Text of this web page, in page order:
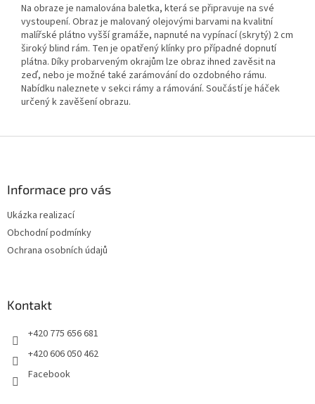
Na obraze je namalována baletka, která se připravuje na své
vystoupení. Obraz je malovaný olejovými barvami na kvalitní
malířské plátno vyšší gramáže, napnuté na vypínací (skrytý) 2 cm
široký blind rám. Ten je opatřený klínky pro případné dopnutí
plátna. Díky probarveným okrajům lze obraz ihned zavěsit na
zeď, nebo je možné také zarámování do ozdobného rámu.
Nabídku naleznete v sekci rámy a rámování. Součástí je háček
určený k zavěšení obrazu.
Informace pro vás
Ukázka realizací
Obchodní podmínky
Ochrana osobních údajů
Kontakt
+420 775 656 681
+420 606 050 462
Facebook